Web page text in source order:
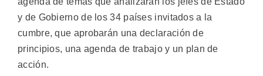
y de Gobierno de los 34 países invitados a la
cumbre, que aprobarán una declaración de
principios, una agenda de trabajo y un plan de
acción.